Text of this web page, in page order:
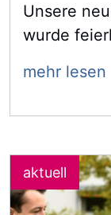
Unsere
wurde
mehr lesen